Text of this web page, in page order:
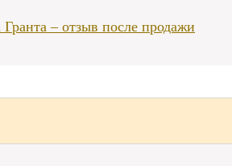
Гранта – отзыв после продажи